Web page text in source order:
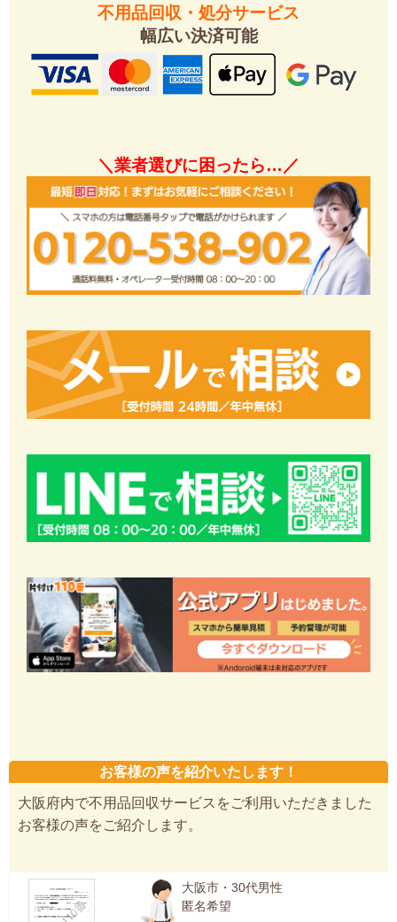
不用品回収・処分サービス
幅広い決済可能
＼業者選びに困ったら…／
お客様の声を紹介いたします！
大阪府内で不用品回収サービスをご利用いただきました
お客様の声をご紹介します。
大阪市・30代男性
匿名希望